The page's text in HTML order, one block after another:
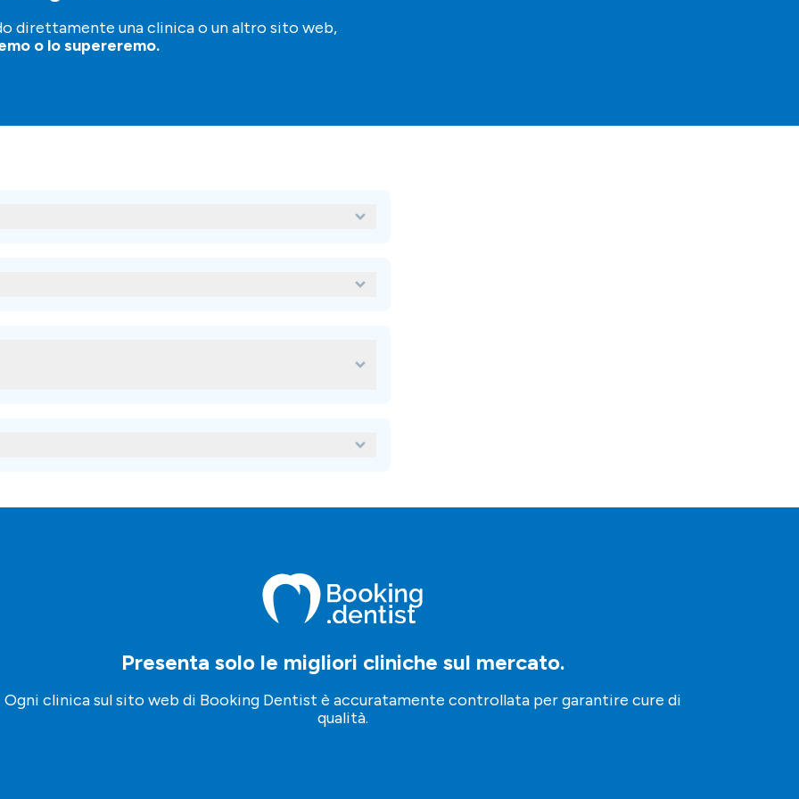
direttamente una clinica o un altro sito web,
o lo supereremo.
Presenta solo le migliori cliniche sul mercato.
Ogni clinica sul sito web di Booking Dentist è accuratamente controllata per garantire cure di
qualità.